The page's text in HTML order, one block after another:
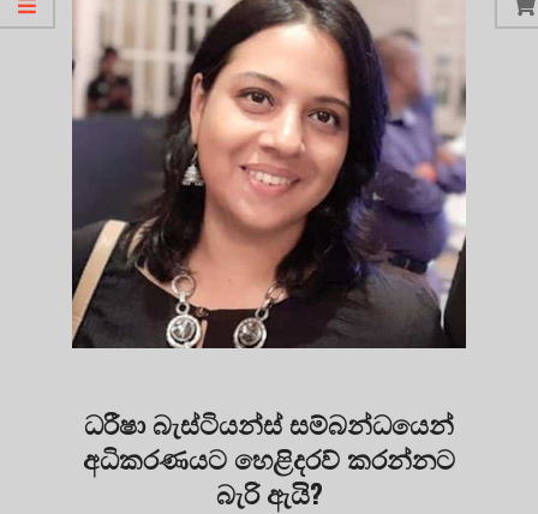
ධරීෂා බැස්ටියන්ස් සම්බන්ධයෙන්
අධිකරණයට හෙළිදරව් කරන්නට
බැරි ඇයි?